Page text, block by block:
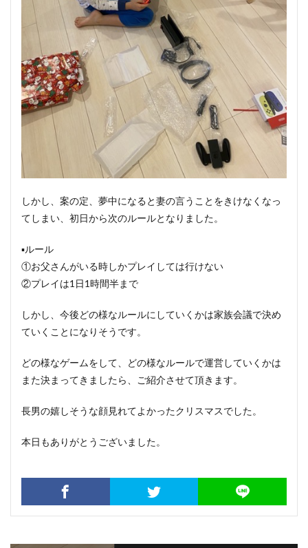
しかし、案の定、夢中になると妻の言うことをきけなくなっ
てしまい、初日から次のルールとなりました。
▪️ルール
①お父さんがいる時しかプレイしては行けない
②プレイは1日1時間半まで
しかし、今後どの様なルールにしていくかは家族会議で決め
ていくことになりそうです。
どの様なゲームをして、どの様なルールで運営していくかは
また決まってきましたら、ご紹介させて頂きます。
長男の嬉しそうな顔見れてよかったクリスマスでした。
本日もありがとうございました。